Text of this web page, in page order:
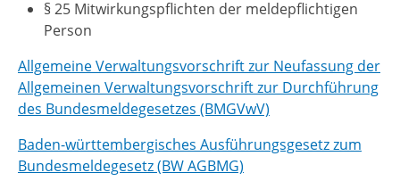
§ 25 Mitwirkungspflichten der meldepflichtigen
Person
Allgemeine Verwaltungsvorschrift zur Neufassung der
Allgemeinen Verwaltungsvorschrift zur Durchführung
des Bundesmeldegesetzes (BMGVwV)
Baden-württembergisches Ausführungsgesetz zum
Bundesmeldegesetz(BW AGBMG)